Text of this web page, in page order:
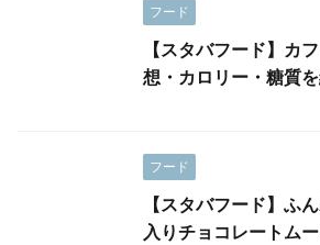
フード
【スタバフード】カ
想・カロリー・糖質を
フード
【スタバフード】ふ
入りチョコレートム